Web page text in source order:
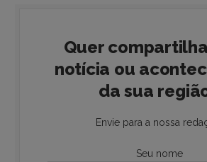
Quer
notícia ou
da sua
Envie para a nossa
Seu nome